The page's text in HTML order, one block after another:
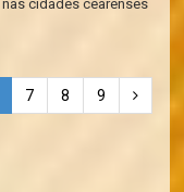
cidades cearenses
7 8 9